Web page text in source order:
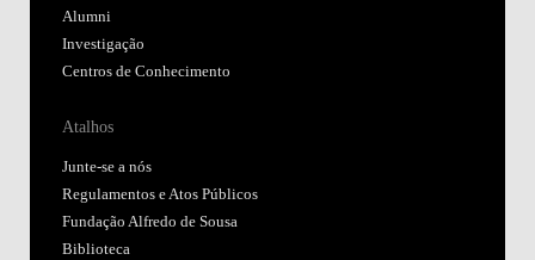
Alumni
Investigação
Centros de Conhecimento
Atalhos
Junte-se a nós
Regulamentos e Atos Públicos
Fundação Alfredo de Sousa
Biblioteca